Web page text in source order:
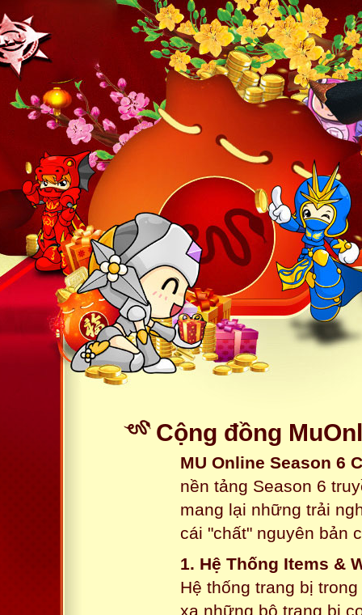
Cộng đồng
MU Online Season 6
nền tảng Season 6
mang lại những trải
cái "chất" nguyên bản
1. Hệ Thống Items &
Hệ thống trang bị
xa những bộ trang bị